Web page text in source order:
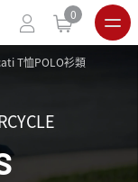
0
T恤POLO衫類